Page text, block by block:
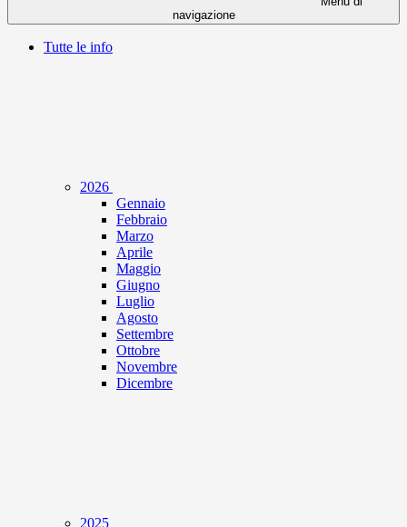
navigazione
Tutte le info
2026
Gennaio
Febbraio
Marzo
Aprile
Maggio
Giugno
Luglio
Agosto
Settembre
Ottobre
Novembre
Dicembre
2025